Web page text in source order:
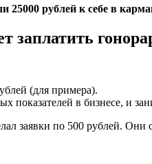
25000 рублей к себе в
заплатить
(для примера).
показателей в бизнесе, и
заявки по 500 рублей.